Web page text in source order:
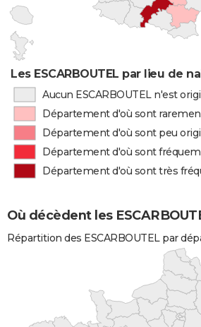
Les ESCARBOUTEL par lieu de
Aucun ESCARBOUTEL n'est
Département d'où sont
Département d'où sont peu
Département d'où sont
Département d'où sont très
Où décèdent les
Répartition des ESCARBOUTEL par